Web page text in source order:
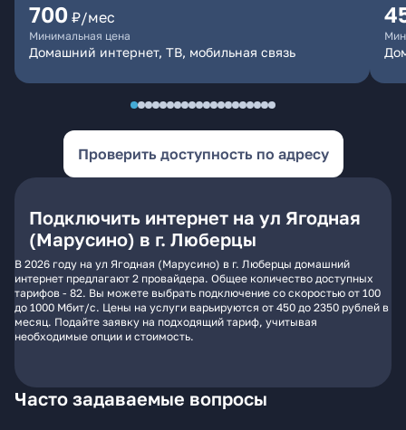
700 ₽/мес
Минимальная цена
Домашний интернет, ТВ, мобильная связь
Проверить доступность по адресу
Подключить интернет на ул Ягодная
(Марусино) в г. Люберцы
В 2026 году на ул Ягодная (Марусино) в г. Люберцы домашний
интернет предлагают 2 провайдера. Общее количество доступных
тарифов - 82. Вы можете выбрать подключение со скоростью от 100
до 1000 Мбит/с. Цены на услуги варьируются от 450 до 2350 рублей в
месяц. Подайте заявку на подходящий тариф, учитывая
необходимые опции и стоимость.
Часто задаваемые вопросы